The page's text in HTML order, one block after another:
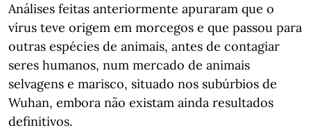
Análises feitas anteriormente apuraram que o
vírus teve origem em morcegos e que passou para
outras espécies de animais, antes de contagiar
seres humanos, num mercado de animais
selvagens e marisco, situado nos subúrbios de
Wuhan, embora não existam ainda resultados
definitivos.